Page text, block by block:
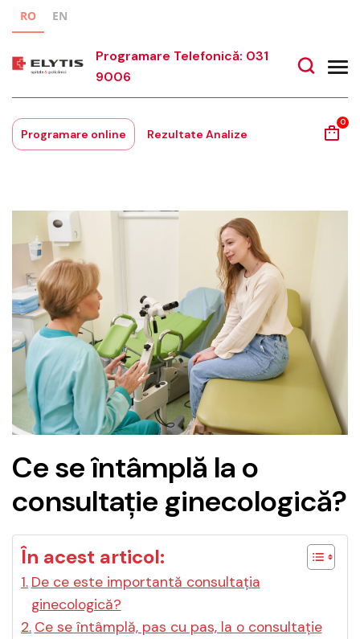
RO EN
Programare Telefonică: 031
9006
Programare online Rezultate Analize
0
Ce se întâmplă la o
consultație ginecologică?
În acest articol:
De ce este importantă consultația
ginecologică?
Ce se întâmplă, pas cu pas, la o consultație